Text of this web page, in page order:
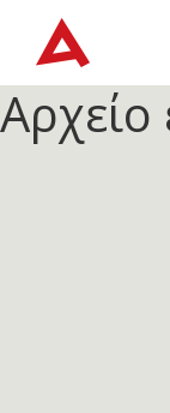
Αρχείο